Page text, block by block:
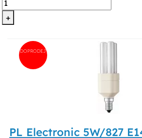
+
DOPRODEJ
PL Electronic 5W/827